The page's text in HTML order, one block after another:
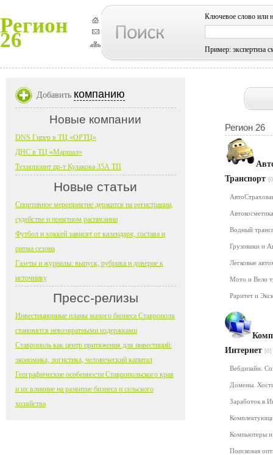
Регион
26
Ключевое слово или
Пример: экспертиза
Регион 26
Транспорт
Водный
Грузовики и
Легковые
Мото и Вело
Раритет и
Интернет [0]
Вебдизайн.
Домены.
Заработок в
Компьютеры
Поисковая
Добавить компанию
Новые компании
DNS Гипер в ТЦ «ОРТЦ»
ДНС в ТЦ «Маршал»
Технопоинт пр-т Кулакова 35А ТП
Новые статьи
Спортивное мероприятие держится на регистрации,
судействе и понятном расписании
Футбол и хоккей зависят от календаря, состава и
ритма сезона
Газеты и журналы: выпуск, рубрика и доверие к
источнику
Пресс-релизы
Инвестиционные планы малого бизнеса Ставрополя
становятся невозвратными издержками
Ставрополь как центр притяжения для инвестиций:
экономика, логистика, человеческий капитал
Географические особенности Ставропольского края
и их влияние на развитие бизнеса и сельского
хозяйства